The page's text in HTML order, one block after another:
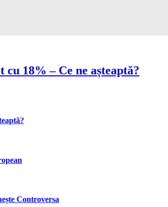
18% – Ce ne așteaptă?
Controversa